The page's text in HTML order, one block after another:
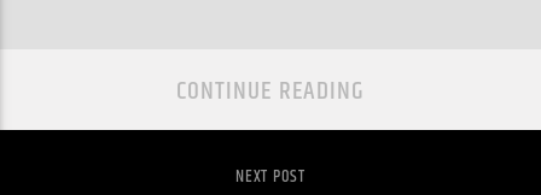
CONTINUE READING
NEXT POST